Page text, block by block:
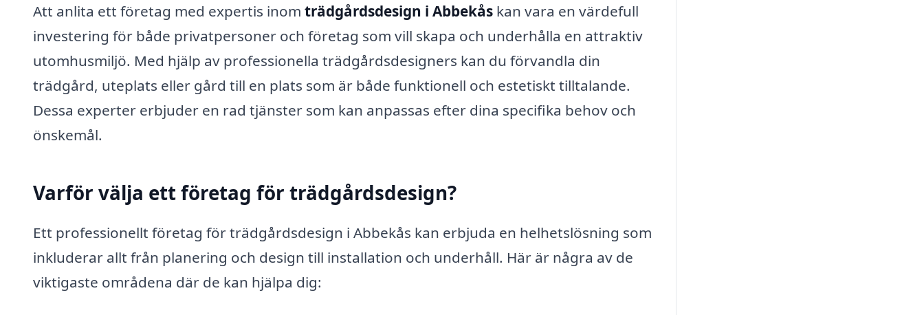
Att anlita ett företag med expertis inom trädgårdsdesign i Abbekås kan vara en värdefull
investering för både privatpersoner och företag som vill skapa och underhålla en attraktiv
utomhusmiljö. Med hjälp av professionella trädgårdsdesigners kan du förvandla din
trädgård, uteplats eller gård till en plats som är både funktionell och estetiskt tilltalande.
Dessa experter erbjuder en rad tjänster som kan anpassas efter dina specifika behov och
önskemål.
Varför välja ett företag för trädgårdsdesign?
Ett professionellt företag för trädgårdsdesign i Abbekås kan erbjuda en helhetslösning som
inkluderar allt från planering och design till installation och underhåll. Här är några av de
viktigaste områdena där de kan hjälpa dig: